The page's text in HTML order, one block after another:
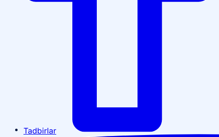
Tadbirlar